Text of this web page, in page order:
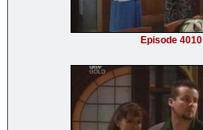
Episode 4010